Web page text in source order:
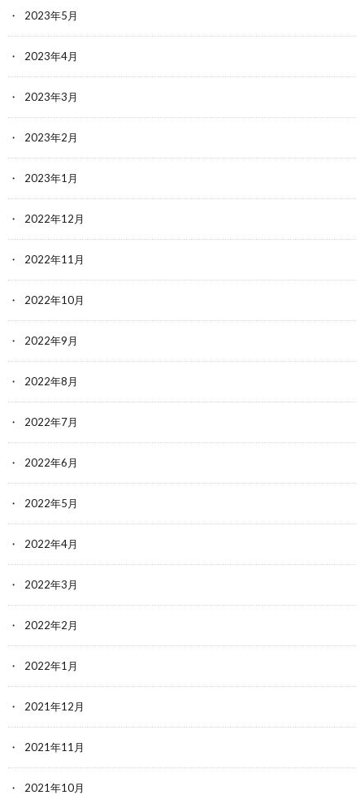
2023年5月
2023年4月
2023年3月
2023年2月
2023年1月
2022年12月
2022年11月
2022年10月
2022年9月
2022年8月
2022年7月
2022年6月
2022年5月
2022年4月
2022年3月
2022年2月
2022年1月
2021年12月
2021年11月
2021年10月